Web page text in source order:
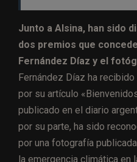
Junto a Alsina, han sido
dos premios que concede
Fernández Díaz y el
Fernández Díaz ha
por su artículo
publicado en el diario
por su parte, ha sido
por una fotografía
la emergencia climática en